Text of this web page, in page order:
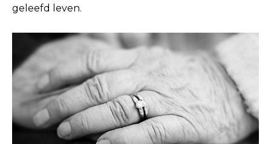
geleefd leven.